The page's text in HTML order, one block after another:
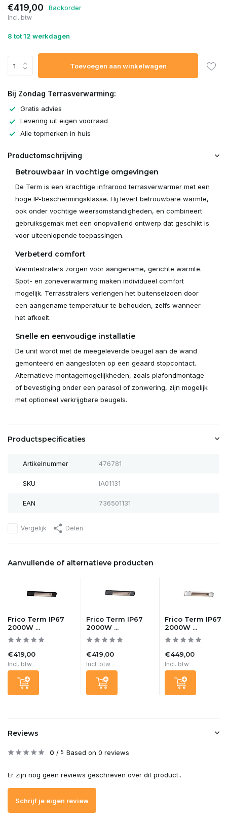
€419,00 Backorder
Incl. btw
8 tot 12 werkdagen
Toevoegen aan winkelwagen
Bij Zondag Terrasverwarming:
Gratis advies
Levering uit eigen voorraad
Alle topmerken in huis
Productomschrijving
Betrouwbaar in vochtige omgevingen
De Term is een krachtige infrarood terrasverwarmer met een
hoge IP-beschermingsklasse. Hij levert betrouwbare warmte,
ook onder vochtige weersomstandigheden, en combineert
gebruiksgemak met een onopvallend ontwerp dat geschikt is
voor uiteenlopende toepassingen.
Verbeterd comfort
Warmtestralers zorgen voor aangename, gerichte warmte.
Spot- en zoneverwarming maken individueel comfort
mogelijk. Terrasstralers verlengen het buitenseizoen door
een aangename temperatuur te behouden, zelfs wanneer
het afkoelt.
Snelle en eenvoudige installatie
De unit wordt met de meegeleverde beugel aan de wand
gemonteerd en aangesloten op een geaard stopcontact.
Alternatieve montagemogelijkheden, zoals plafondmontage
of bevestiging onder een parasol of zonwering, zijn mogelijk
met optioneel verkrijgbare beugels.
Productspecificaties
Artikelnummer 476781
SKU IA01131
EAN 736501131
Vergelijk Delen
Aanvullende of alternatieve producten
Frico Term IP67
2000W ...
€419,00
Incl. btw
Frico Term IP67
2000W ...
€419,00
Incl. btw
Frico Term IP67
2000W ...
€449,00
Incl. btw
Reviews
0 / 5 Based on 0 reviews
Er zijn nog geen reviews geschreven over dit product..
Schrijf je eigen review